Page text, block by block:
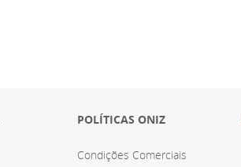
POLÍTICAS ONIZ
Condições Comerciais